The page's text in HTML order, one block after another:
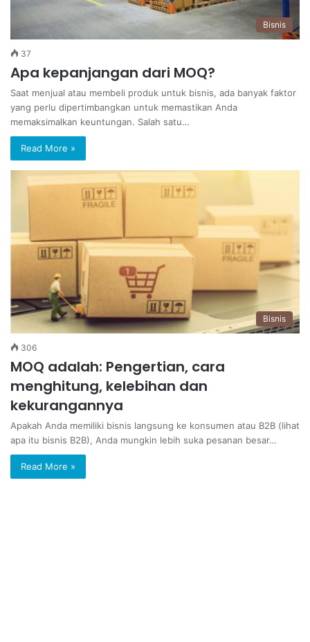
Bisnis
37
Apa kepanjangan dari MOQ?
Saat menjual atau membeli produk untuk bisnis, ada banyak faktor
yang perlu dipertimbangkan untuk memastikan Anda
memaksimalkan keuntungan. Salah satu…
Read More »
Bisnis
306
MOQ adalah: Pengertian, cara
menghitung, kelebihan dan
kekurangannya
Apakah Anda memiliki bisnis langsung ke konsumen atau B2B (lihat
apa itu bisnis B2B), Anda mungkin lebih suka pesanan besar…
Read More »